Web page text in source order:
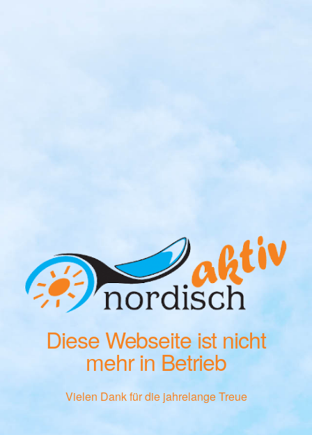
Diese Webseite ist nicht
mehr in Betrieb
Vielen Dank für die jahrelange Treue